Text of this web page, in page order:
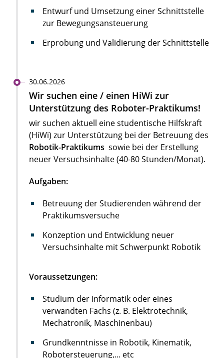
Entwurf und Umsetzung einer Schnittstelle
zur Bewegungsansteuerung
Erprobung und Validierung der Schnittstelle
30.06.2026
Wir suchen eine / einen HiWi zur
Unterstützung des Roboter-Praktikums!
wir suchen aktuell eine studentische Hilfskraft
(HiWi) zur Unterstützung bei der Betreuung des
Robotik-Praktikums sowie bei der Erstellung
neuer Versuchsinhalte (40-80 Stunden/Monat).
Aufgaben:
Betreuung der Studierenden während der
Praktikumsversuche
Konzeption und Entwicklung neuer
Versuchsinhalte mit Schwerpunkt Robotik
Voraussetzungen:
Studium der Informatik oder eines
verwandten Fachs (z. B. Elektrotechnik,
Mechatronik, Maschinenbau)
Grundkenntnisse in Robotik, Kinematik,
Robotersteuerung,... etc